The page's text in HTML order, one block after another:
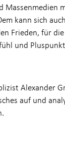
kann sich
Frieden, für
und
Alexander
auf und